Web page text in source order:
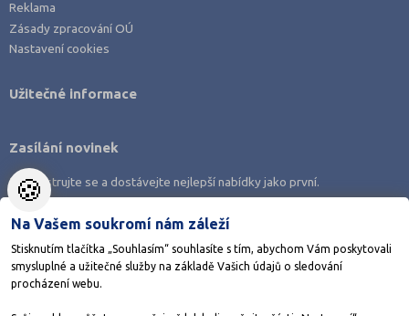
Reklama
Zásady zpracování OÚ
Nastavení cookies
Stáhněte si aplikaci Adresář škol
Užitečné informace
Zasílání novinek
Zaregistrujte se a dostávejte nejlepší nabídky jako první.
🍪
Na Vašem soukromí nám záleží
Stisknutím tlačítka „Souhlasím“ souhlasíte s tím, abychom Vám poskytovali
smysluplné a užitečné služby na základě Vašich údajů o sledování
procházení webu.